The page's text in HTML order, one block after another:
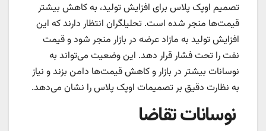
تصمیم اوپک پلاس برای افزایش تولید، به کاهش بیشتر
قیمت‌ها منجر شده است. تحلیلگران انتظار دارند که این
افزایش تولید به مازاد عرضه در بازار منجر شود و قیمت
نفت را تحت فشار قرار دهد. این وضعیت می‌تواند به
نوسانات بیشتر در بازار و کاهش قیمت‌ها دامن بزند و نیاز
به نظارت دقیق بر تصمیمات اوپک پلاس را نشان می‌دهد.
نوسانات تقاضا